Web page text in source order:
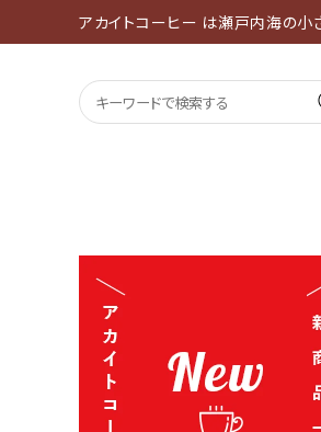
アカイトコーヒー は瀬戸内海の小